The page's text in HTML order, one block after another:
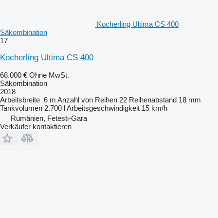
Kocherling Ultima CS 400
Säkombination
17
Kocherling Ultima CS 400
68.000 € Ohne MwSt.
Säkombination
2018
Arbeitsbreite 6 m Anzahl von Reihen 22 Reihenabstand 18 mm
Tankvolumen 2.700 lArbeitsgeschwindigkeit 15 km/h
Rumänien, Fetesti-Gara
Verkäufer kontaktieren